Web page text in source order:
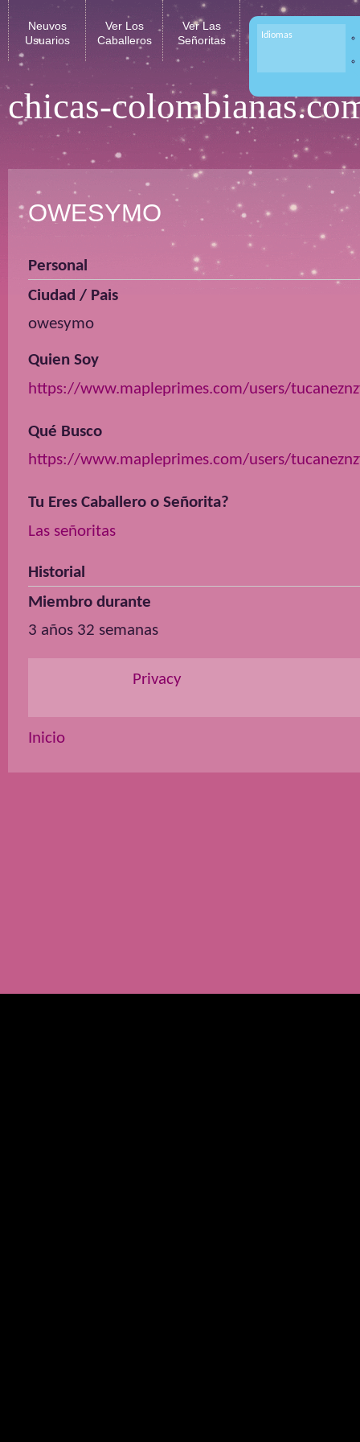
chicas-
Neuvos
Usuarios
Ver Los
Caballeros
Ver Las
Señoritas
Idiomas
OWESYMO
Personal
Ciudad / Pais
owesymo
Quien Soy
https://www.mapleprimes.com/users/
Qué Busco
https://www.mapleprimes.com/users/
Tu Eres Caballero o Señorita?
Las señoritas
Historial
Miembro durante
3 años 32 semanas
Privacy
Inicio